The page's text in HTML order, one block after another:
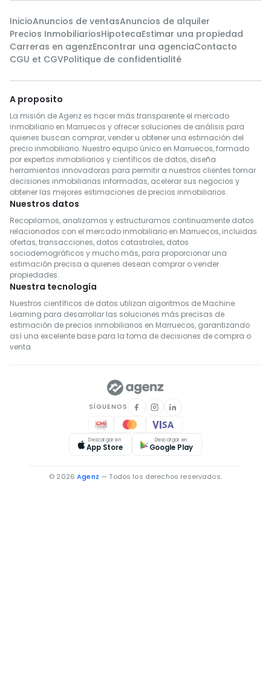
InicioAnuncios de ventasAnuncios de alquiler
Precios InmobiliariosHipotecaEstimar una propiedad
Carreras en agenzEncontrar una agenciaContacto
CGU et CGVPolitique de confidentialité
A proposito
La misión de Agenz es hacer más transparente el mercado
inmobiliario en Marruecos y ofrecer soluciones de análisis para
quienes buscan comprar, vender u obtener una estimación del
precio inmobiliario. Nuestro equipo único en Marruecos, formado
por expertos inmobiliarios y científicos de datos, diseña
herramientas innovadoras para permitir a nuestros clientes tomar
decisiones inmobiliarias informadas, acelerar sus negocios y
obtener las mejores estimaciones de precios inmobiliarios.
Nuestros datos
Recopilamos, analizamos y estructuramos continuamente datos
relacionados con el mercado inmobiliario en Marruecos, incluidas
ofertas, transacciones, datos catastrales, datos
sociodemográficos y mucho más, para proporcionar una
estimación precisa a quienes desean comprar o vender
propiedades.
Nuestra tecnología
Nuestros científicos de datos utilizan algoritmos de Machine
Learning para desarrollar las soluciones más precisas de
estimación de precios inmobiliarios en Marruecos, garantizando
así una excelente base para la toma de decisiones de compra o
venta.
SÍGUENOS
Descargar en
App Store
Descargar en
Google Play
© 2026Agenz — Todos los derechos reservados.